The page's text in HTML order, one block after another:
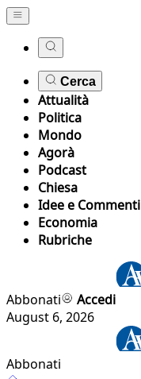
Cerca
Attualità
Politica
Mondo
Agorà
Podcast
Chiesa
Idee e Commenti
Economia
Rubriche
Abbonati
Accedi
August 6, 2026
Abbonati